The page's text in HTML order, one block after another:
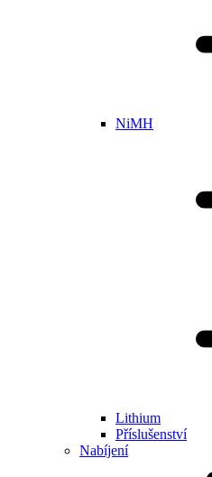
NiMH
Lithium
Příslušenství
Nabíjení